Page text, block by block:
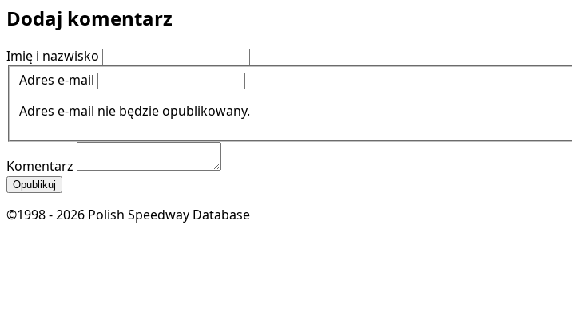
Dodaj komentarz
Imię i nazwisko
Adres e-mail
Adres e-mail nie będzie opublikowany.
Komentarz
Opublikuj
©1998 - 2026 Polish Speedway Database